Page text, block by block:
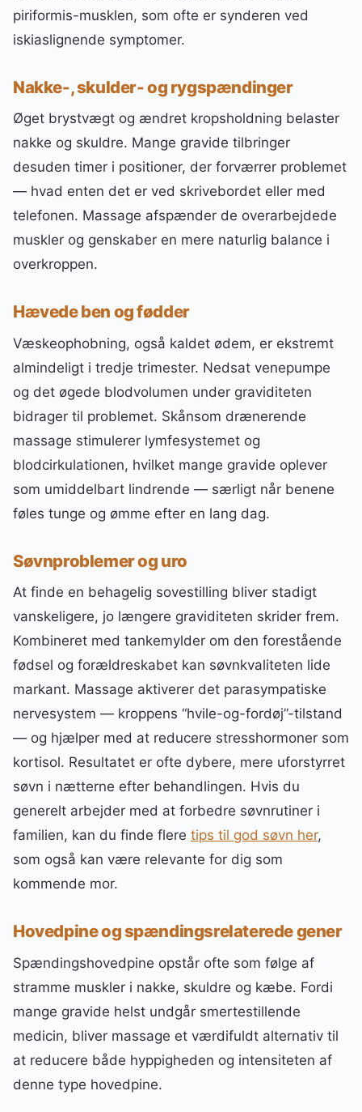
piriformis-musklen, som ofte er synderen ved
iskiaslignende symptomer.
Nakke-, skulder- og rygspændinger
Øget brystvægt og ændret kropsholdning belaster
nakke og skuldre. Mange gravide tilbringer
desuden timer i positioner, der forværrer problemet
— hvad enten det er ved skrivebordet eller med
telefonen. Massage afspænder de overarbejdede
muskler og genskaber en mere naturlig balance i
overkroppen.
Hævede ben og fødder
Væskeophobning, også kaldet ødem, er ekstremt
almindeligt i tredje trimester. Nedsat venepumpe
og det øgede blodvolumen under graviditeten
bidrager til problemet. Skånsom drænerende
massage stimulerer lymfesystemet og
blodcirkulationen, hvilket mange gravide oplever
som umiddelbart lindrende — særligt når benene
føles tunge og ømme efter en lang dag.
Søvnproblemer og uro
At finde en behagelig sovestilling bliver stadigt
vanskeligere, jo længere graviditeten skrider frem.
Kombineret med tankemylder om den forestående
fødsel og forældreskabet kan søvnkvaliteten lide
markant. Massage aktiverer det parasympatiske
nervesystem — kroppens “hvile-og-fordøj”-tilstand
— og hjælper med at reducere stresshormoner som
kortisol. Resultatet er ofte dybere, mere uforstyrret
søvn i nætterne efter behandlingen. Hvis du
generelt arbejder med at forbedre søvnrutiner i
familien, kan du finde flere tips til god søvn her,
som også kan være relevante for dig som
kommende mor.
Hovedpine og spændingsrelaterede gener
Spændingshovedpine opstår ofte som følge af
stramme muskler i nakke, skuldre og kæbe. Fordi
mange gravide helst undgår smertestillende
medicin, bliver massage et værdifuldt alternativ til
at reducere både hyppigheden og intensiteten af
denne type hovedpine.